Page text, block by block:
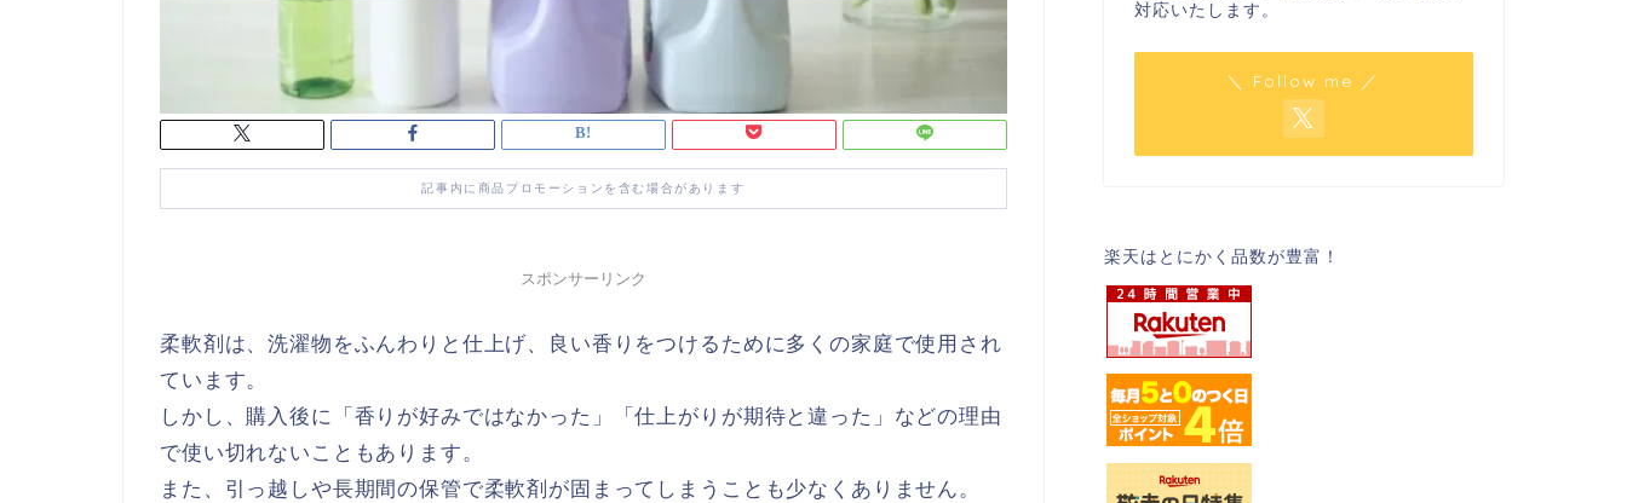
記事内に商品プロモーションを含む場合があります
スポンサーリンク
柔軟剤は、洗濯物をふんわりと仕上げ、良い香りをつけるために多くの家庭で使用され
ています。
しかし、購入後に「香りが好みではなかった」「仕上がりが期待と違った」などの理由
で使い切れないこともあります。
また、引っ越しや長期間の保管で柔軟剤が固まってしまうことも少なくありません。
対応いたします。
＼ Follow me ／
楽天はとにかく品数が豊富！